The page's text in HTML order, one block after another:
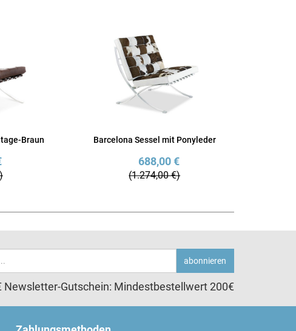
Braun Barcelona Sessel mit Ponyleder
688,00 €
(1.274,00 €)
abonnieren
Newsletter-Gutschein: Mindestbestellwert 200€